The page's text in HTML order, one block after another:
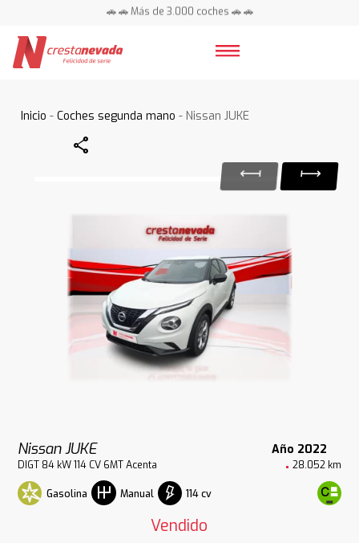
🚗 🚗 Más de 3.000 coches 🚗 🚗
Inicio -Coches segunda mano - Nissan JUKE
Share
Nissan JUKE Año 2022
DIGT 84 kW 114 CV 6MT Acenta 28.052 km
Gasolina Manual 114 cv
Vendido